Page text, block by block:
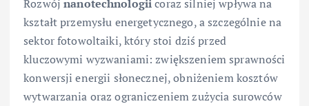
Rozwójnanotechnologiicoraz silniej wpływa na
kształt przemysłu energetycznego, a szczególnie na
sektor fotowoltaiki, który stoi dziś przed
kluczowymi wyzwaniami: zwiększeniem sprawności
konwersji energii słonecznej, obniżeniem kosztów
wytwarzania oraz ograniczeniem zużycia surowców